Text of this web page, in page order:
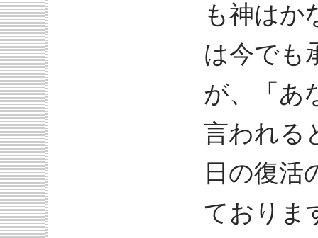
も神はか
は今でも
が、「あ
言われる
日の復活
ておりま